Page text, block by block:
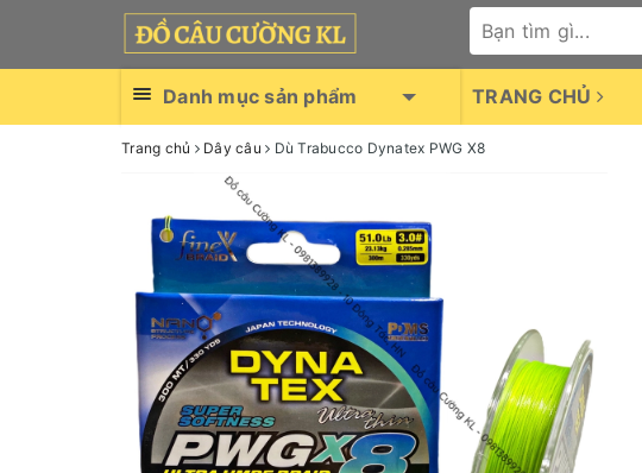
Danh mục sản phẩm TRANG CHỦ
Trang chủ Dây câu Dù Trabucco Dynatex PWG X8